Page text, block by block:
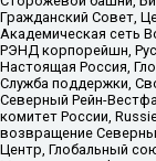
Гражданский Совет,
Академическая сеть
РЭНД корпорейшн,
Настоящая Россия,
Служба поддержки,
Северный Рейн-
комитет России,
возвращение
Центр, Глобальный